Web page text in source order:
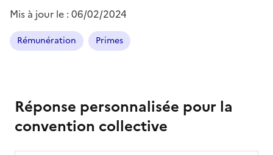
Mis à jour le : 06/02/2024
Rémunération Primes
Réponse personnalisée pour la
convention collective